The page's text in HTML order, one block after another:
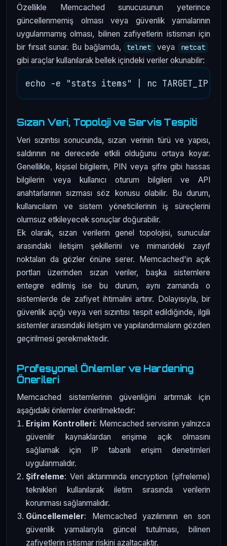
Özellikle Memcached sunucusunun yeterince
güncellenmemiş olması veya güvenlik yamalarının
uygulanmamış olması, bilinen zafiyetlerin istismarı için
bir fırsat sunar. Bu bağlamda,
telnet veya netcat
gibi araçlar kullanılarak bellek içindeki veriler okunabilir:
Sızan Veri, Topoloji ve Servis Tespiti
Veri sızıntısı sonucunda, sızan verinin türü ve yapısı,
saldırının ne derecede etkili olduğunu ortaya koyar.
Genellikle, kişisel bilgilerin, PIN veya şifre gibi hassas
bilgilerin veya kullanıcı oturum bilgileri ve API
anahtarlarının sızması söz konusu olabilir. Bu durum,
kullanıcıların ve sistem yöneticilerinin iş süreçlerini
olumsuz etkileyecek sonuçlar doğurabilir.
Ek olarak, sızan verilerin genel topolojisi, sunucular
arasındaki iletişim şekillerini ve mimarideki zayıf
noktaları da gözler önüne serer. Memcached'in açık
portları üzerinden sızan veriler, başka sistemlere
entegre edilmiş ise bu durum, aynı zamanda o
sistemlerde de zafiyet ihtimalini artırır. Dolayısıyla, bir
güvenlik açığı veya veri sızıntısı tespit edildiğinde, ilgili
sistemler arasındaki iletişim ve yapılandırmaların gözden
geçirilmesi gerekmektedir.
Profesyonel Önlemler ve Hardening
Önerileri
Memcached sistemlerinin güvenliğini artırmak için
aşağıdaki önlemler önerilmektedir:
Erişim Kontrolleri: Memcached servisinin yalnızca
güvenilir kaynaklardan erişime açık olmasını
sağlamak için IP tabanlı erişim denetimleri
uygulanmalıdır.
Şifreleme: Veri aktarımında encryption (şifreleme)
teknikleri kullanılarak iletim sırasında verilerin
korunması sağlanmalıdır.
Güncellemeler: Memcached yazılımının en son
güvenlik yamalarıyla güncel tutulması, bilinen
zafiyetlerin istismar riskini azaltacaktır.